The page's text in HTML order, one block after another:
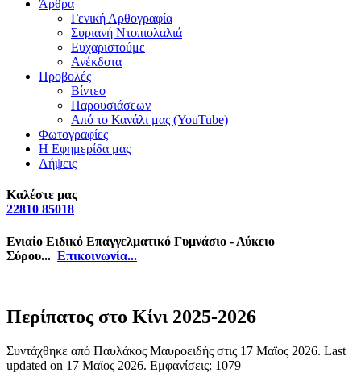
Άρθρα
Γενική Αρθογραφία
Συριανή Ντοπιολαλιά
Ευχαριστούμε
Ανέκδοτα
Προβολές
Βίντεο
Παρουσιάσεων
Από το Κανάλι μας (YouTube)
Φωτογραφίες
Η Εφημερίδα μας
Λήψεις
Καλέστε μας
22810 85018
Ενιαίο Ειδικό Επαγγελματικό Γυμνάσιο - Λύκειο
Σύρου... Επικοινωνία...
Περίπατος στο Κίνι 2025-2026
Συντάχθηκε από Παυλάκος Μαυροειδής στις 17 Μαϊος 2026. Last
updated on 17 Μαϊος 2026. Εμφανίσεις: 1079